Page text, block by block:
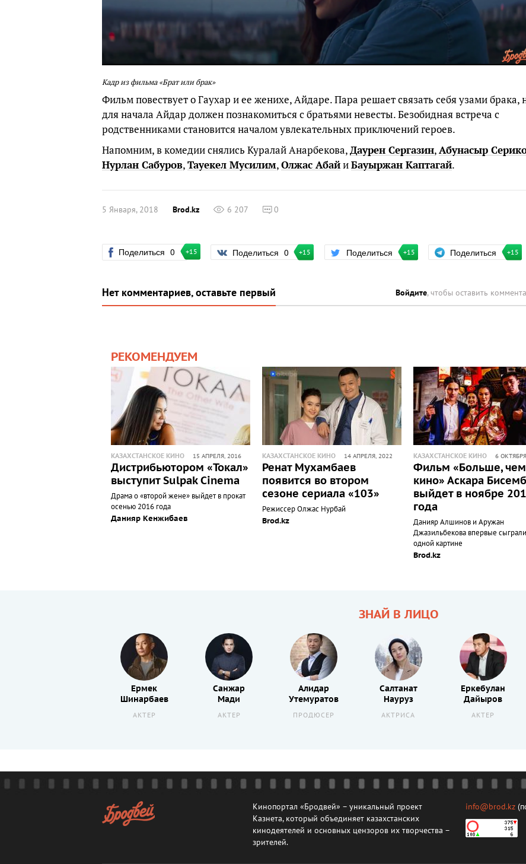
Кадр из фильма «Брат или брак»
Фильм повествует о Гаухар и ее женихе, Айдаре. Пара решает связать себя узами брака,
для начала Айдар должен познакомиться с братьями невесты. Безобидная встреча с
родственниками становится началом увлекательных приключений героев.
Напомним, в комедии снялись Куралай Анарбекова,Даурен Сергазин,Абунасыр
Нурлан Сабуров,Тауекел Мусилим,Олжас АбайиБауыржан Каптагай.
5 Января, 2018 Brod.kz 6 207 0
Поделиться 0 +15 Поделиться 0 +15 Поделиться +15 Поделиться +15
Нет комментариев, оставьте первый Войдите, чтобы оставить
РЕКОМЕНДУЕМ
КАЗАХСТАНСКОЕ КИНО 15 АПРЕЛЯ, 2016
Дистрибьютором «Токал»
выступит Sulpak Cinema
Драма о «второй жене» выйдет в прокат
осенью 2016 года
Данияр Кенжибаев
КАЗАХСТАНСКОЕ КИНО 14 АПРЕЛЯ, 2022
Ренат Мухамбаев
появится во втором
сезоне сериала «103»
Режиссер Олжас Нурбай
Brod.kz
КАЗАХСТАНСКОЕ КИНО 6
Фильм «Больше, чем
кино» Аскара
выйдет в ноябре
года
Данияр Алшинов и Аружан
Джазильбекова впервые
одной картине
Brod.kz
ЗНАЙ В ЛИЦО
Ермек
Шинарбаев
АКТЕР
Санжар
Мади
АКТЕР
Алидар
Утемуратов
ПРОДЮСЕР
Салтанат
Науруз
АКТРИСА
Еркебулан
Дайыров
АКТЕР
Кинопортал «Бродвей» – уникальный проект
Казнета, который объединяет казахстанских
кинодеятелей и основных цензоров их творчества –
зрителей.
info@brod.kz